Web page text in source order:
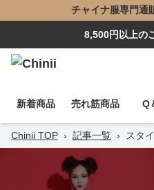
チャイナ服専門通
8,500円以上の
新着商品 売れ筋商品 Q
Chinii TOP › 記事一覧 › スタ